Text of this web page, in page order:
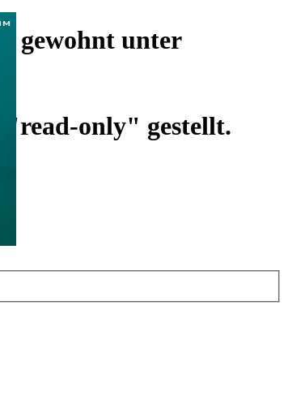
gewohnt unter
"read-only" gestellt.